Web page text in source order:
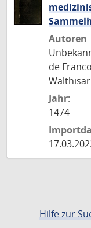
Autoren
de
Jahr:
1474
Hilfe zur